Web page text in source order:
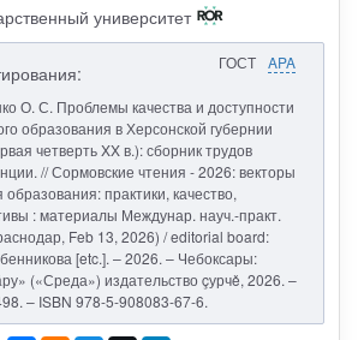
университет
ГОСТ APA
О. С. Проблемы качества и доступности
образования в Херсонской губернии
четверть XX в.): сборник трудов
// Сормовские чтения - 2026: векторы
образования: практики, качество,
: материалы Междунар. науч.-практ.
Feb 13, 2026) / editorial board:
[etc.]. – 2026. – Чебоксары:
(«Среда») издательство çурчě, 2026. –
– ISBN 978-5-908083-67-6.